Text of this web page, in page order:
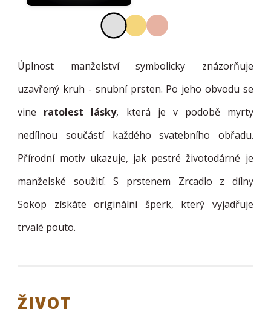
Úplnost manželství symbolicky znázorňuje
uzavřený kruh - snubní prsten. Po jeho obvodu se
vine ratolest lásky, která je v podobě myrty
nedílnou součástí každého svatebního obřadu.
Přírodní motiv ukazuje, jak pestré životodárné je
manželské soužití. S prstenem Zrcadlo z dílny
Sokop získáte originální šperk, který vyjadřuje
trvalé pouto.
ŽIVOT